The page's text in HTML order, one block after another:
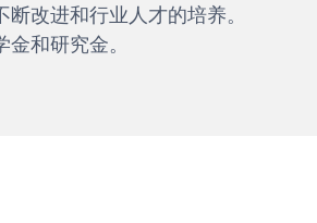
改进和行业人才的培养。
和研究金。